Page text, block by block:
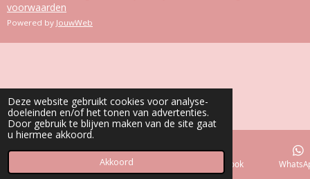
Deze website gebruikt cookies voor analyse-
doeleinden en/of het tonen van advertenties.
Door gebruik te blijven maken van de site gaat
u hiermee akkoord.
Akkoord
voorwaarden
Powered by JouwWeb
Telefoonnummer Facebook